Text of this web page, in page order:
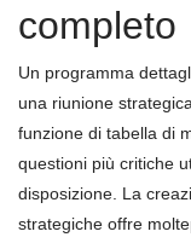
completo
Un programma
una riunione
funzione di tabella di
questioni più critiche
disposizione. La
strategiche offre